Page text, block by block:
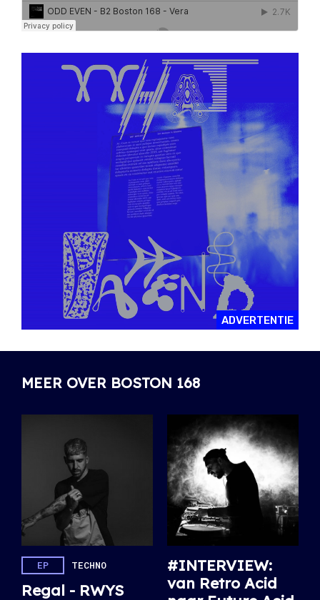
ADVERTENTIE
MEER OVER BOSTON 168
EP TECHNO
Regal - RWYS
#INTERVIEW:
van Retro Acid